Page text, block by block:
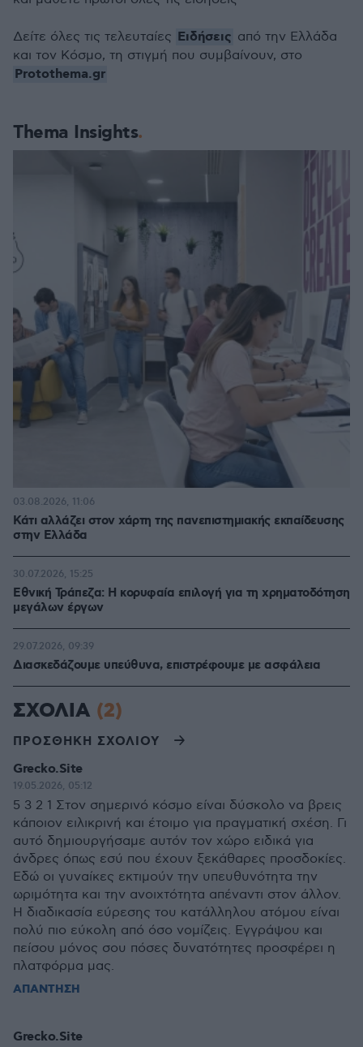
Thema Insights
Κάτι αλλάζει στον χάρτη της πανεπιστημιακής εκπαίδευσης
στην Ελλάδα
03.08.2026, 11:06
Εθνική Τράπεζα: Η κορυφαία επιλογή για τη χρηματοδότηση
μεγάλων έργων
30.07.2026, 15:25
Διασκεδάζουμε υπεύθυνα, επιστρέφουμε με ασφάλεια
29.07.2026, 09:39
Δείτε όλες τις τελευταίες Ειδήσεις από την Ελλάδα
και τον Κόσμο, τη στιγμή που συμβαίνουν, στο
Protothema.gr
ΣΧΟΛΙΑ (2)
ΠΡΟΣΘΗΚΗ ΣΧΟΛΙΟΥ
Grecko.Site
19.05.2026, 05:12
5 3 2 1 Στον σημερινό κόσμο είναι δύσκολο να βρεις
κάποιον ειλικρινή και έτοιμο για πραγματική σχέση. Γι
αυτό δημιουργήσαμε αυτόν τον χώρο ειδικά για
άνδρες όπως εσύ που έχουν ξεκάθαρες προσδοκίες.
Εδώ οι γυναίκες εκτιμούν την υπευθυνότητα την
ωριμότητα και την ανοιχτότητα απέναντι στον άλλον.
Η διαδικασία εύρεσης του κατάλληλου ατόμου είναι
πολύ πιο εύκολη από όσο νομίζεις. Εγγράψου και
πείσου μόνος σου πόσες δυνατότητες προσφέρει η
πλατφόρμα μας.
ΑΠΑΝΤΗΣΗ
Grecko.Site